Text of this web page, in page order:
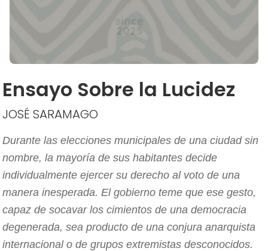
Ensayo Sobre la Lucidez
JOSÉ SARAMAGO
Durante las elecciones municipales de una ciudad sin
nombre, la mayoría de sus habitantes decide
individualmente ejercer su derecho al voto de una
manera inesperada. El gobierno teme que ese gesto,
capaz de socavar los cimientos de una democracia
degenerada, sea producto de una conjura anarquista
internacional o de grupos extremistas desconocidos.